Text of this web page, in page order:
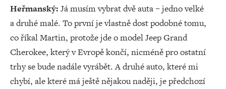
Heřmanský: Já musím vybrat dvě auta – jedno velké
a druhé malé. To první je vlastně dost podobné tomu,
co říkal Martin, protože jde o model Jeep Grand
Cherokee, který v Evropě končí, nicméně pro ostatní
trhy se bude nadále vyrábět. A druhé auto, které mi
chybí, ale které má ještě nějakou naději, je předchozí